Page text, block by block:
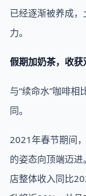
已经逐渐被养成
力。
假期加奶茶，收获
与“续命水”咖啡相
同。
2021年春节期间
的姿态向顶端迈
店整体收入同比